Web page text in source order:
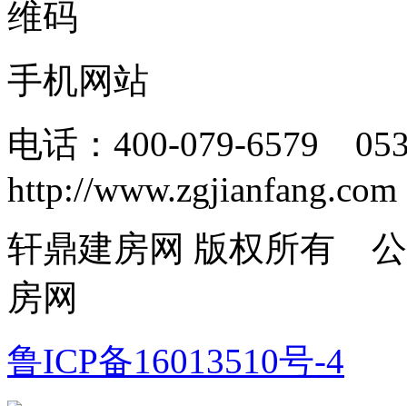
手机网站
电话：400-079-6579
http://www.zgjianfang.com
轩鼎建房网 版权所有
房网
鲁ICP备16013510号-4